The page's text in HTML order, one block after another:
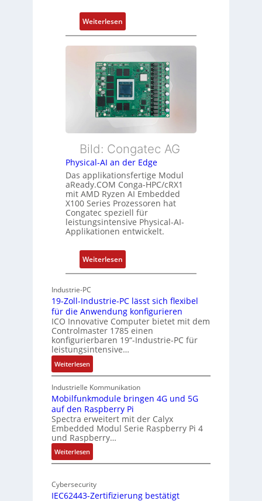
d
b
e
r
w
a
u
n
g
m
e
h
L
e
i
s
t
n
g
Weiterlesen:
F
l
x
i
b
l
e
E
h
e
r
c
a
t
-
r
c
t
e
k
t
u
Bild: Congatec AG
Physical-AI an der Edge
Das applikationsfertige Modul
aReady.COM Conga-HPC/cRX1
mit AMD Ryzen AI Embedded
X100 Series Prozessoren hat
Congatec speziell für
leistungsintensive Physical-AI-
Applikationen entwickelt.
Weiterlesen:
P
s
i
c
a
I
a
n
d
E
g
Industrie-PC
19-Zoll-Industrie-PC lässt sich flexibel
für die Anwendung konfigurieren
ICO Innovative Computer bietet mit dem
Controlmaster 1785 einen
konfigurierbaren 19“-Industrie-PC für
leistungsintensive…
Weiterlesen:
1
9
-
Z
o
l
l
-
I
d
u
Industrielle Kommunikation
Mobilfunkmodule bringen 4G und 5G
auf den Raspberry Pi
Spectra erweitert mit der Calyx
Embedded Modul Serie Raspberry Pi 4
und Raspberry…
Weiterlesen:
M
b
i
Cybersecurity
IEC62443-Zertifizierung bestätigt